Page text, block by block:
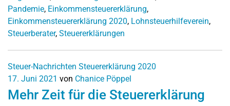
Pandemie, Einkommensteuererklärung,
Einkommensteuererklärung 2020, Lohnsteuerhilfeverein,
Steuerberater, Steuererklärungen
Steuer-Nachrichten Steuererklärung 2020
17. Juni 2021 von Chanice Pöppel
Mehr Zeit für die Steuererklärung